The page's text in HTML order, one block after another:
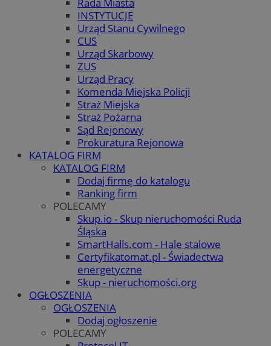
INSTYTUCJE
Urząd Stanu Cywilnego
CUS
Urząd Skarbowy
ZUS
Urząd Pracy
Komenda Miejska Policji
Straż Miejska
Straż Pożarna
Sąd Rejonowy
Prokuratura Rejonowa
KATALOG FIRM
KATALOG FIRM
Dodaj firmę do katalogu
Ranking firm
POLECAMY
Skup.io - Skup nieruchomości Ruda
Śląska
SmartHalls.com - Hale stalowe
Certyfikatomat.pl - Świadectwa
energetyczne
Skup - nieruchomości.org
OGŁOSZENIA
OGŁOSZENIA
Dodaj ogłoszenie
POLECAMY